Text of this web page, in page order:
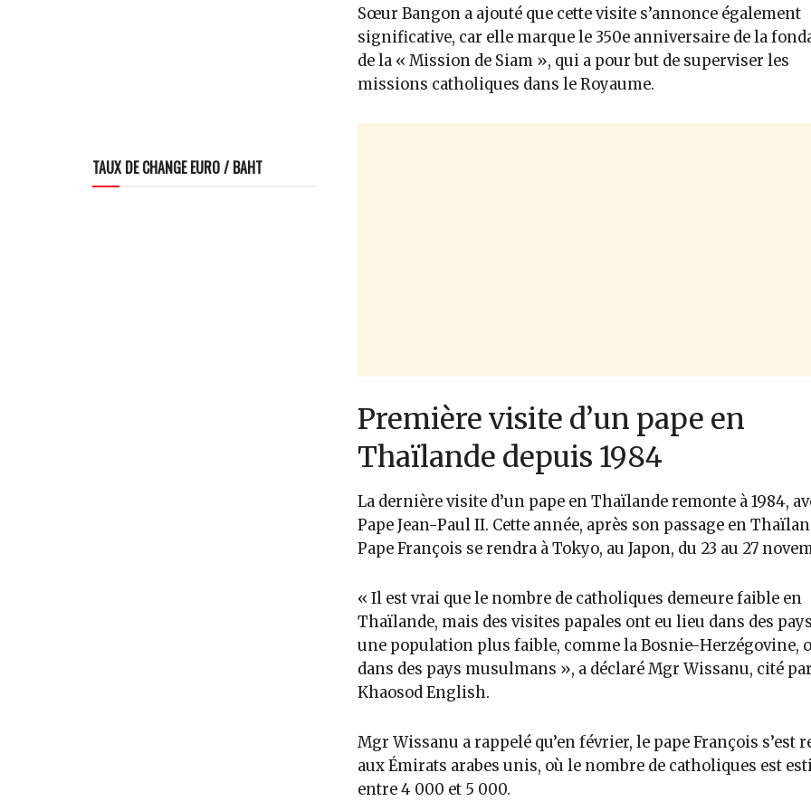
Sœur Bangon a ajouté que cette visite s’annonce également
significative, car elle marque le 350e anniversaire de la
de la « Mission de Siam », qui a pour but de superviser les
missions catholiques dans le Royaume.
Première visite d’un pape en
Thaïlande depuis 1984
La dernière visite d’un pape en Thaïlande remonte à 1984,
Pape Jean-Paul II. Cette année, après son passage en
Pape François se rendra à Tokyo, au Japon, du 23 au 27
« Il est vrai que le nombre de catholiques demeure faible en
Thaïlande, mais des visites papales ont eu lieu dans des
une population plus faible, comme la Bosnie-Herzégovine,
dans des pays musulmans », a déclaré Mgr Wissanu, cité par
Khaosod English.
Mgr Wissanu a rappelé qu’en février, le pape François s’est
aux Émirats arabes unis, où le nombre de catholiques est
entre 4 000 et 5 000.
TAUX DE CHANGE EURO / BAHT